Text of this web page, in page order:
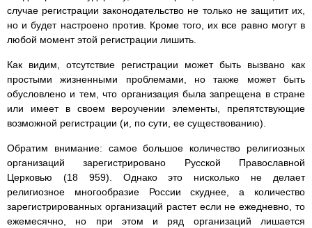
случае регистрации законодательство не только не защитит их,
но и будет настроено против. Кроме того, их все равно могут в
любой момент этой регистрации лишить.
Как видим, отсутствие регистрации может быть вызвано как
простыми жизненными проблемами, но также может быть
обусловлено и тем, что организация была запрещена в стране
или имеет в своем вероучении элементы, препятствующие
возможной регистрации (и, по сути, ее существованию).
Обратим внимание: самое большое количество религиозных
организаций зарегистрировано Русской Православной
Церковью (18 959). Однако это нисколько не делает
религиозное многообразие России скуднее, а количество
зарегистрированных организаций растет если не ежедневно, то
ежемесячно, но при этом и ряд организаций лишается